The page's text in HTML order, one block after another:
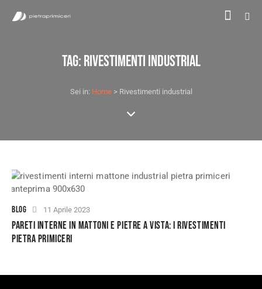
TAG: RIVESTIMENTI INDUSTRIAL
Sei in: Home> Rivestimenti industrial
BLOG 11 Aprile 2023
PARETI INTERNE IN MATTONI E PIETRE A VISTA: I RIVESTIMENTI
PIETRA PRIMICERI